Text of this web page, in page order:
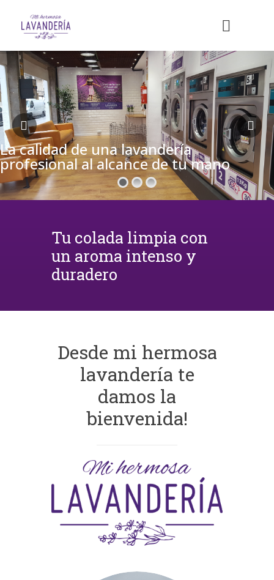
La calidad de una lavandería
profesional al alcance de tu mano
Tu colada limpia con
un aroma intenso y
duradero
Desde mi hermosa
lavandería te
damos la
bienvenida!